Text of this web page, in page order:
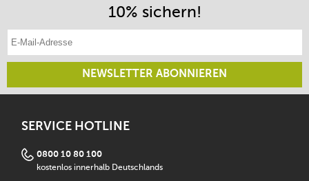
10% sichern!
E-Mail-Adresse eintragen
NEWSLETTER ABONNIEREN
SERVICE HOTLINE
0800 10 80 100
kostenlos innerhalb Deutschlands